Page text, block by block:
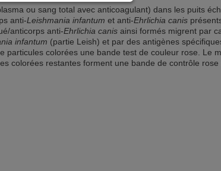
ou sang total avec anticoagulant) dans les puits
anti-Leishmania infantum et anti-Ehrlichia canis
anticorps anti-Ehrlichia canis ainsi formés migrent par
infantum (partie Leish) et par des antigènes
colorées une bande test de couleur rose. Le
colorées restantes forment une bande de contrôle